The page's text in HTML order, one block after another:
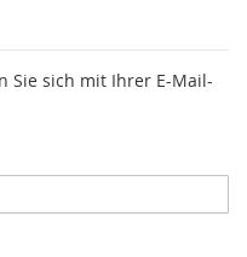
Sie sich mit Ihrer E-Mail-